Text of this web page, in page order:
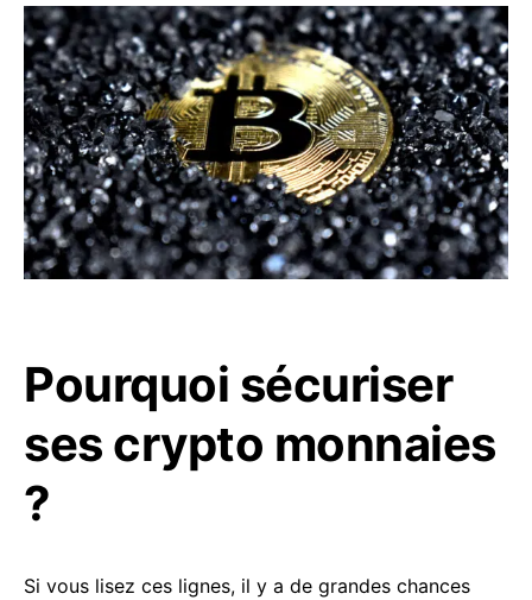
Pourquoi sécuriser
ses crypto monnaies
?
Si vous lisez ces lignes, il y a de grandes chances